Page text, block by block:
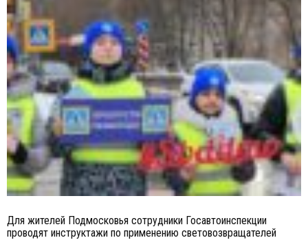
Для жителей Подмосковья сотрудники Госавтоинспекции
проводят инструктажи по применению световозвращателей